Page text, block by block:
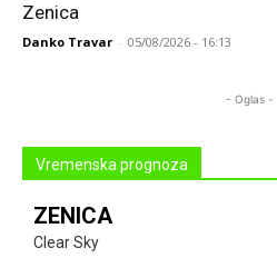
Zenica
Danko Travar - 05/08/2026 - 16:13
- Oglas -
Vremenska prognoza
ZENICA
Clear Sky